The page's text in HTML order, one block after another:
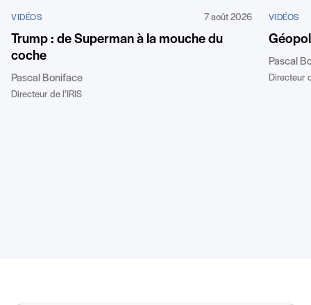
VIDÉOS 7 août 2026
Trump : de Superman à la mouche du
coche
Pascal Boniface
Directeur de l’IRIS
VIDÉOS
Pascal
Directeur